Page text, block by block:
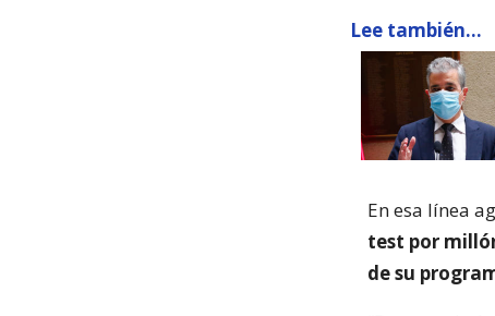
Lee también...
En esa línea
test por
de su